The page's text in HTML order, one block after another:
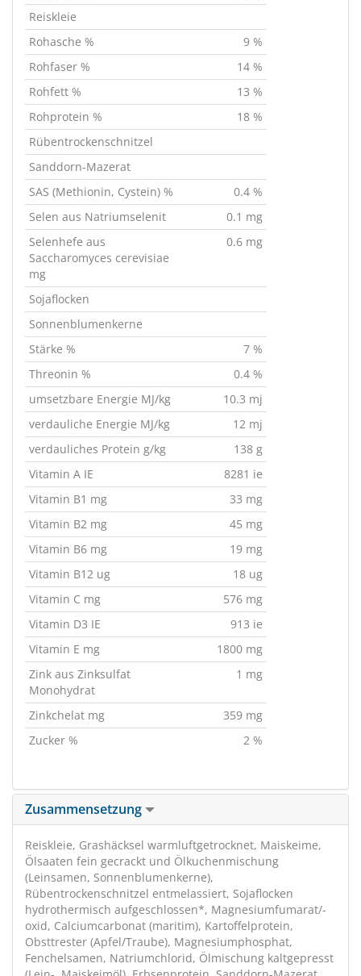
Reiskleie
Rohasche %
9 %
Rohfaser %
14 %
Rohfett %
13 %
Rohprotein %
18 %
Rübentrockenschnitzel
Sanddorn-Mazerat
SAS (Methionin, Cystein) %
0.4 %
Selen aus Natriumselenit
0.1 mg
Selenhefe aus
Saccharomyces cerevisiae
mg
0.6 mg
Sojaflocken
Sonnenblumenkerne
Stärke %
7 %
Threonin %
0.4 %
umsetzbare Energie MJ/kg
10.3 mj
verdauliche Energie MJ/kg
12 mj
verdauliches Protein g/kg
138 g
Vitamin A IE
8281 ie
Vitamin B1 mg
33 mg
Vitamin B2 mg
45 mg
Vitamin B6 mg
19 mg
Vitamin B12 ug
18 ug
Vitamin C mg
576 mg
Vitamin D3 IE
913 ie
Vitamin E mg
1800 mg
Zink aus Zinksulfat
Monohydrat
1 mg
Zinkchelat mg
359 mg
Zucker %
2 %
Zusammensetzung
Reiskleie, Grashäcksel warmluftgetrocknet, Maiskeime,
Ölsaaten fein gecrackt und Ölkuchenmischung
(Leinsamen, Sonnenblumenkerne),
Rübentrockenschnitzel entmelassiert, Sojaflocken
hydrothermisch aufgeschlossen*, Magnesiumfumarat/-
oxid, Calciumcarbonat (maritim), Kartoffelprotein,
Obsttrester (Apfel/Traube), Magnesiumphosphat,
Fenchelsamen, Natriumchlorid, Ölmischung kaltgepresst